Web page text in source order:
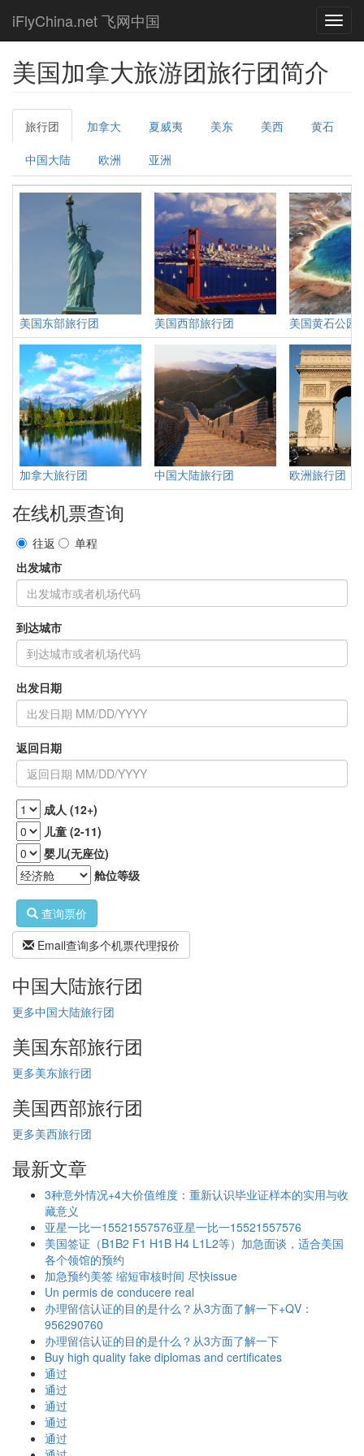
main
content
iFlyChina.net 飞网中国
美国加拿大旅游团旅行团简介
Primary
tabs
旅行团 (active
tab)
加拿大 夏威夷 美东 美西 黄石
中国大陆 欧洲 亚洲
美国东部旅行团 美国西部旅行团 美国黄石公园
加拿大旅行团 中国大陆旅行团 欧洲旅行团
在线机票查询
往返
单程
出发城市
到达城市
出发日期
返回日期
成人 (12+)
儿童 (2-11)
婴儿(无座位)
舱位等级
查询票价
Email查询多个机票代理报价
中国大陆旅行团
更多中国大陆旅行团
美国东部旅行团
更多美东旅行团
美国西部旅行团
更多美西旅行团
最新文章
3种意外情况+4大价值维度：重新认识毕业证样本的实用与收
藏意义
亚星一比一15521557576亚星一比一15521557576
美国签证（B1B2 F1 H1B H4 L1L2等）加急面谈，适合美国
各个领馆的预约
加急预约美签 缩短审核时间 尽快issue
Un permis de conducere real
办理留信认证的目的是什么？从3方面了解一下+QV：
956290760
办理留信认证的目的是什么？从3方面了解一下
Buy high quality fake diplomas and certificates
通过
通过
通过
通过
通过